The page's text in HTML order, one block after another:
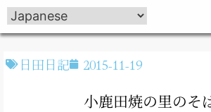
日田日記 2015-11-19
小鹿田焼の里のそ